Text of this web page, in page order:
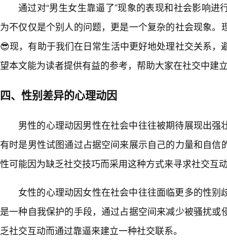
通过对“男生女生靠逼了”现象的表现和社会影响进
为不仅仅是个别人的问题，更是一个复杂的社会现象。
😎现，有助于我们在日常生活中更好地处理社交关系，
望本文能为读者提供有益的参考，帮助大家在社交中建
四、性别差异的心理动因
男性的心理动因男性在社会中往往被期待展现出强
有时是男性试图通过占据空间来展示自己的力量和自信
性可能因为缺乏社交技巧而采用这种方式来寻求社交互
女性的心理动因女性在社会中往往面临更多的性别
是一种自我保护的手段，通过占据空间来减少被骚扰或
乏社交互动而通过靠逼来建立一种社交联系。